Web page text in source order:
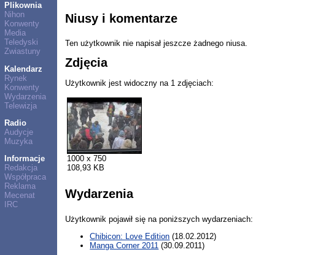
Plikownia
Nihon
Konwenty
Media
Teledyski
Zwiastuny
Kalendarz
Rynek
Konwenty
Wydarzenia
Telewizja
Radio
Audycje
Muzyka
Informacje
Redakcja
Współpraca
Reklama
Mecenat
IRC
Niusy i komentarze
Ten użytkownik nie napisał jeszcze żadnego niusa.
Zdjęcia
Użytkownik jest widoczny na 1 zdjęciach:
1000 x 750
108,93 KB
Wydarzenia
Użytkownik pojawił się na poniższych wydarzeniach:
Chibicon: Love Edition (18.02.2012)
Manga Corner 2011 (30.09.2011)